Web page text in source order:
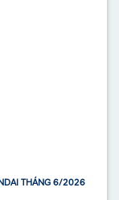
THÁNG 6/2026